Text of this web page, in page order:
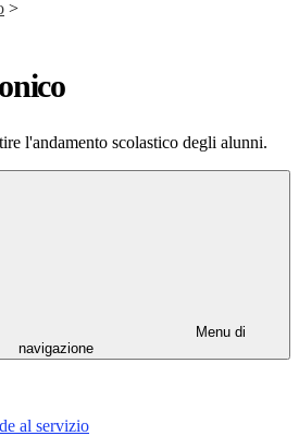
>
l'andamento scolastico degli alunni.
Menu di
navigazione
al servizio